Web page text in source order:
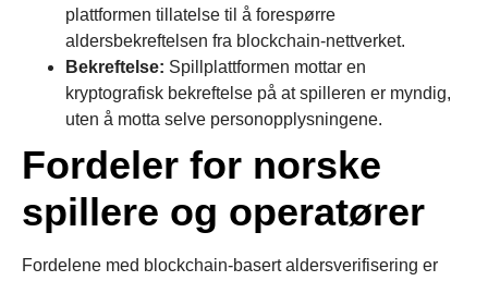
plattformen tillatelse til å forespørre
aldersbekreftelsen fra blockchain-nettverket.
Bekreftelse: Spillplattformen mottar en
kryptografisk bekreftelse på at spilleren er myndig,
uten å motta selve personopplysningene.
Fordeler for norske
spillere og operatører
Fordelene med blockchain-basert aldersverifisering er